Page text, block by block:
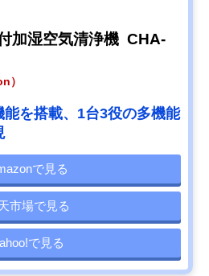
加湿空気清浄機 CHA-
）
を搭載、1台3役の多機能
で見る
市場で見る
で見る